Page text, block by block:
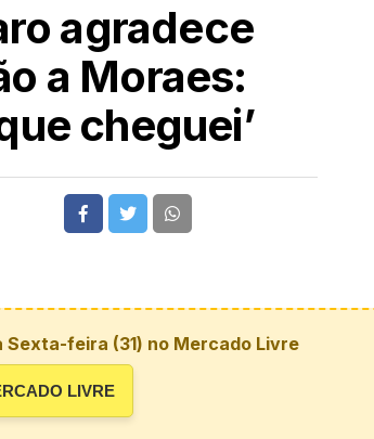
agradece
a Moraes:
cheguei’
feira (31) no Mercado Livre
LIVRE